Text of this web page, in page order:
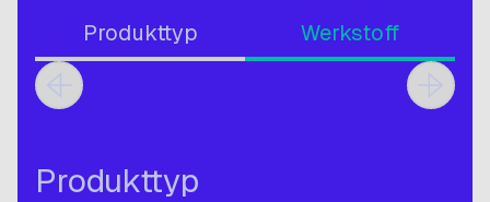
Produkttyp Werkstoff
Produkttyp